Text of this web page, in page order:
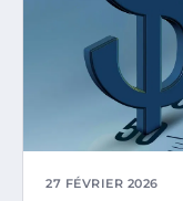
27 FÉVRIER 2026